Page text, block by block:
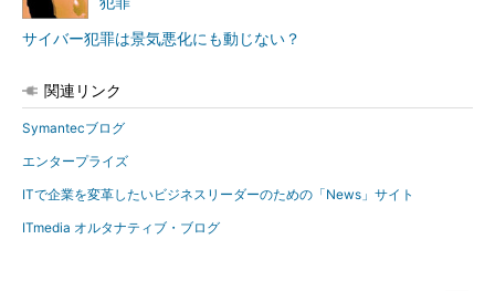
サイバー犯罪は景気悪化にも動じない？
関連リンク
Symantecブログ
エンタープライズ
ITで企業を変革したいビジネスリーダーのための「News」サイト
ITmedia オルタナティブ・ブログ